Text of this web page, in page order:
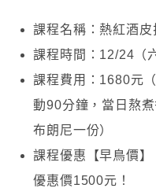
課程名稱：熱紅酒
課程時間：12/24（
課程費用：1680元
動90分鐘，當日熬
布朗尼一份）
課程優惠【早鳥價
優惠價1500元！